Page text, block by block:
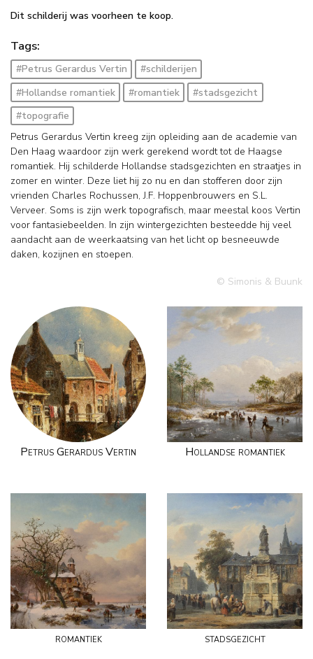
Dit schilderij was voorheen te koop.
Tags:
#Petrus Gerardus Vertin
#schilderijen
#Hollandse romantiek
#romantiek
#stadsgezicht
#topografie
Petrus Gerardus Vertin kreeg zijn opleiding aan de academie van
Den Haag waardoor zijn werk gerekend wordt tot de Haagse
romantiek. Hij schilderde Hollandse stadsgezichten en straatjes in
zomer en winter. Deze liet hij zo nu en dan stofferen door zijn
vrienden Charles Rochussen, J.F. Hoppenbrouwers en S.L.
Verveer. Soms is zijn werk topografisch, maar meestal koos Vertin
voor fantasiebeelden. In zijn wintergezichten besteedde hij veel
aandacht aan de weerkaatsing van het licht op besneeuwde
daken, kozijnen en stoepen.
© Simonis & Buunk
Petrus Gerardus Vertin Hollandse romantiek
romantiek stadsgezicht